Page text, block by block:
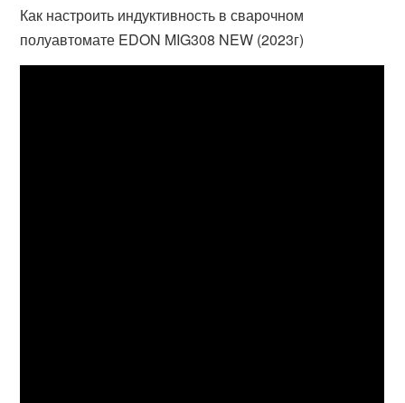
Как настроить индуктивность в сварочном
полуавтомате EDON MIG308 NEW (2023г)